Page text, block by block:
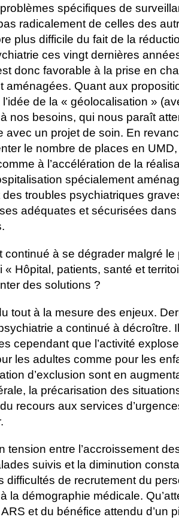
spécifiques de
radicalement de celles des
plus difficile du fait de la
ces vingt dernières
donc favorable à la prise en
Quant aux
de la « géolocalisation »
nos besoins, qui nous paraît
un projet de soin. En
le nombre de places en
à l’accélération de la
spécialement
troubles psychiatriques
adéquates et sécurisées dans
à se dégrader malgré le
Hôpital, patients, santé et
des solutions ?
tout à la mesure des enjeux.
a continué à décroître.
cependant que l’activité
les adultes comme pour les
d’exclusion sont en
la précarisation des
recours aux services
tension entre l’accroissement
suivis et la diminution
difficultés de recrutement du
la démographie médicale.
et du bénéfice attendu d’un